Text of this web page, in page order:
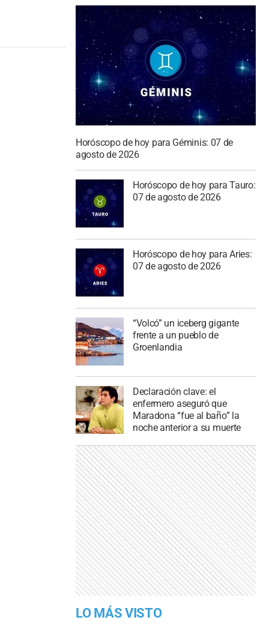
Horóscopo de hoy para Géminis: 07 de
agosto de 2026
Horóscopo de hoy para Tauro:
07 de agosto de 2026
Horóscopo de hoy para Aries:
07 de agosto de 2026
“Volcó” un iceberg gigante
frente a un pueblo de
Groenlandia
Declaración clave: el
enfermero aseguró que
Maradona “fue al baño” la
noche anterior a su muerte
LO MÁS VISTO